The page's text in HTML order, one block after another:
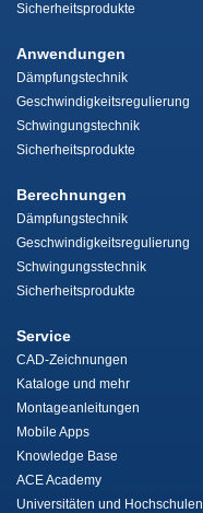
Sicherheitsprodukte
Anwendungen
Dämpfungstechnik
Geschwindigkeitsregulierung
Schwingungstechnik
Sicherheitsprodukte
Berechnungen
Dämpfungstechnik
Geschwindigkeitsregulierung
Schwingungsstechnik
Sicherheitsprodukte
Service
CAD-Zeichnungen
Kataloge und mehr
Montageanleitungen
Mobile Apps
Knowledge Base
ACE Academy
Universitäten und Hochschulen